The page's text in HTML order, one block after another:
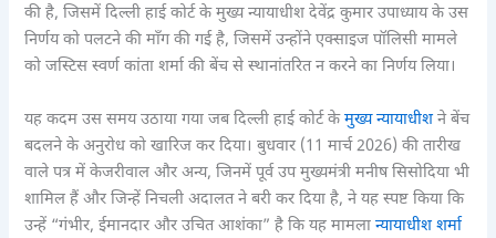
की है, जिसमें दिल्ली हाई कोर्ट के मुख्य न्यायाधीश देवेंद्र कुमार उपाध्याय के उस
निर्णय को पलटने की माँग की गई है, जिसमें उन्होंने एक्साइज पॉलिसी मामले
को जस्टिस स्वर्ण कांता शर्मा की बेंच से स्थानांतरित न करने का निर्णय लिया।
यह कदम उस समय उठाया गया जब दिल्ली हाई कोर्ट केमुख्य न्यायाधीशने बेंच
बदलने के अनुरोध को खारिज कर दिया। बुधवार (11 मार्च 2026) की तारीख
वाले पत्र में केजरीवाल और अन्य, जिनमें पूर्व उप मुख्यमंत्री मनीष सिसोदिया भी
शामिल हैं और जिन्हें निचली अदालत ने बरी कर दिया है, ने यह स्पष्ट किया कि
उन्हें “गंभीर, ईमानदार और उचित आशंका” है कि यह मामलान्यायाधीश शर्मा